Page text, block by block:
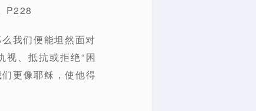
P228
我们便能坦然面对
视、抵抗或拒绝“困
更像耶稣，使他得